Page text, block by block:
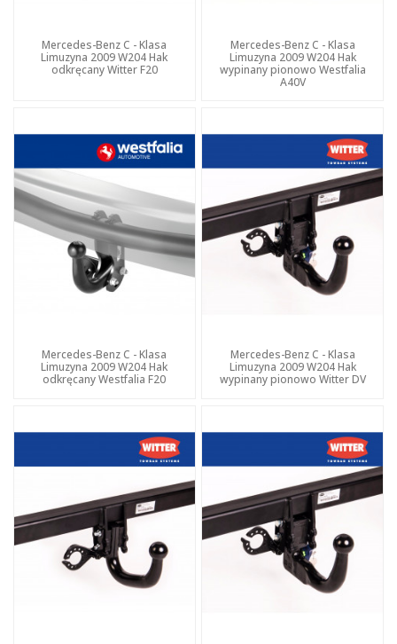
Mercedes-Benz C - Klasa
Limuzyna 2009 W204 Hak
odkręcany Witter F20
Mercedes-Benz C - Klasa
Limuzyna 2009 W204 Hak
wypinany pionowo Westfalia
A40V
Mercedes-Benz C - Klasa
Limuzyna 2009 W204 Hak
odkręcany Westfalia F20
Mercedes-Benz C - Klasa
Limuzyna 2009 W204 Hak
wypinany pionowo Witter DV